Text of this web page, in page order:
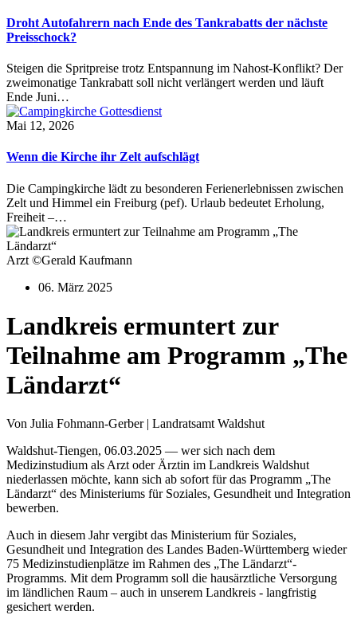
Droht Autofahrern nach Ende des Tankrabatts der nächste
Preisschock?
Steigen die Spritpreise trotz Entspannung im Nahost-Konflikt? Der
zweimonatige Tankrabatt soll nicht verlängert werden und läuft
Ende Juni…
Mai 12, 2026
Wenn die Kirche ihr Zelt aufschlägt
Die Campingkirche lädt zu besonderen Ferienerlebnissen zwischen
Zelt und Himmel ein Freiburg (pef). Urlaub bedeutet Erholung,
Freiheit –…
Arzt ©Gerald Kaufmann
06. März 2025
Landkreis ermuntert zur
Teilnahme am Programm „The
Ländarzt“
Von Julia Fohmann-Gerber | Landratsamt Waldshut
Waldshut-Tiengen, 06.03.2025 — wer sich nach dem
Medizinstudium als Arzt oder Ärztin im Landkreis Waldshut
niederlassen möchte, kann sich ab sofort für das Programm „The
Ländarzt“ des Ministeriums für Soziales, Gesundheit und Integration
bewerben.
Auch in diesem Jahr vergibt das Ministerium für Soziales,
Gesundheit und Integration des Landes Baden-Württemberg wieder
75 Medizinstudienplätze im Rahmen des „The Ländarzt“-
Programms. Mit dem Programm soll die hausärztliche Versorgung
im ländlichen Raum – auch in unserem Landkreis - langfristig
gesichert werden.